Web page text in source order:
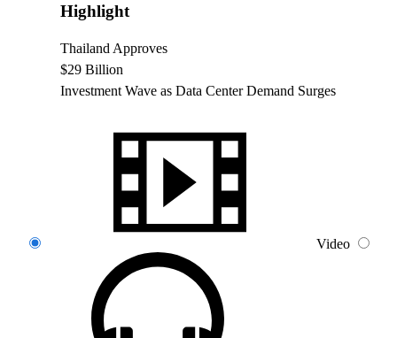
Highlight
Thailand Approves
$29 Billion
Investment Wave as Data Center Demand Surges
Video